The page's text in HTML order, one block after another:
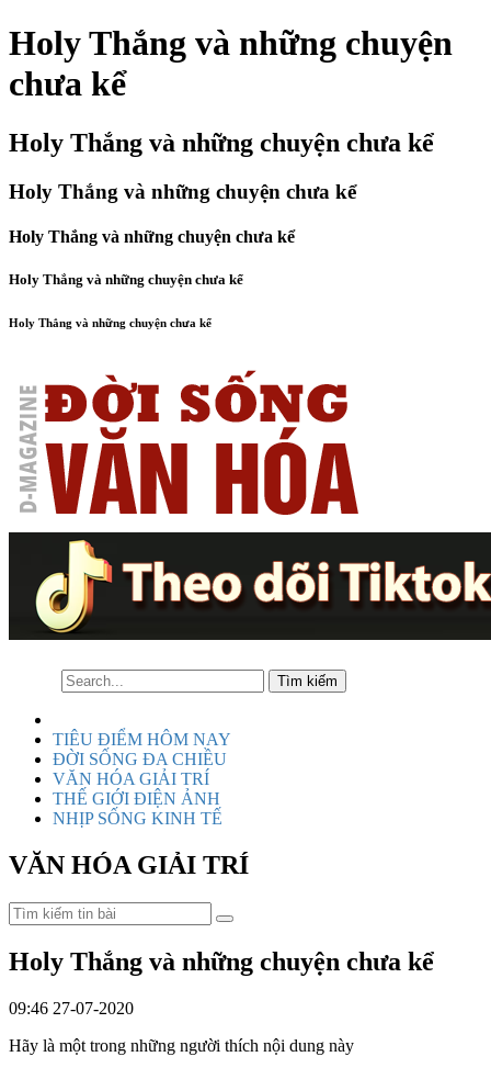
Holy Thắng và những chuyện
chưa kể
Holy Thắng và những chuyện chưa kể
Holy Thắng và những chuyện chưa kể
Holy Thắng và những chuyện chưa kể
Holy Thắng và những chuyện chưa kể
Holy Thắng và những chuyện chưa kể
TIÊU ĐIỂM HÔM NAY
ĐỜI SỐNG ĐA CHIỀU
VĂN HÓA GIẢI TRÍ
THẾ GIỚI ĐIỆN ẢNH
NHỊP SỐNG KINH TẾ
VĂN HÓA GIẢI TRÍ
Holy Thắng và những chuyện chưa kể
09:46 27-07-2020
Hãy là một trong những người thích nội dung này